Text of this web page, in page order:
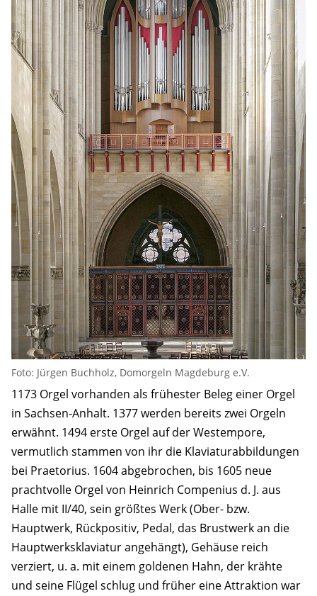
Foto: Jürgen Buchholz, Domorgeln Magdeburg e.V.
1173 Orgel vorhanden als frühester Beleg einer Orgel
in Sachsen-Anhalt. 1377 werden bereits zwei Orgeln
erwähnt. 1494 erste Orgel auf der Westempore,
vermutlich stammen von ihr die Klaviaturabbildungen
bei Praetorius. 1604 abgebrochen, bis 1605 neue
prachtvolle Orgel von Heinrich Compenius d. J. aus
Halle mit II/40, sein größtes Werk (Ober- bzw.
Hauptwerk, Rückpositiv, Pedal, das Brustwerk an die
Hauptwerksklaviatur angehängt), Gehäuse reich
verziert, u. a. mit einem goldenen Hahn, der krähte
und seine Flügel schlug und früher eine Attraktion war